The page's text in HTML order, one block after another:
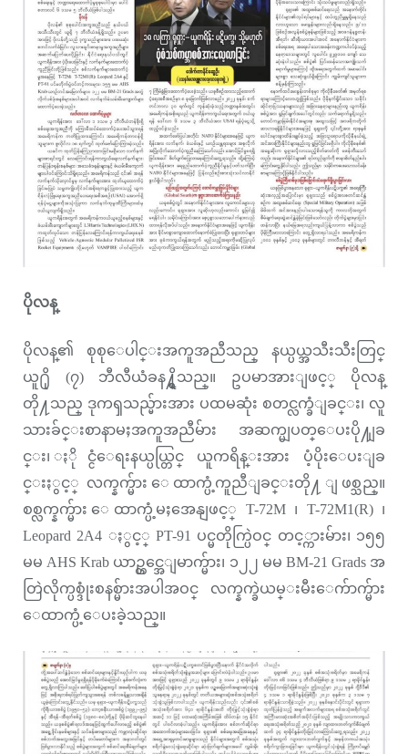
ပိုလန္
ပိုလန္၏ စုစုေပါင္းအကူအညီသည္ နယ္ပယ္အသီးသီးတြင္
ယူ႐ို (၇) ဘီလီယံခန႔္ရွိသည္။ ဥပမာအားျဖင့္ ပိုလန္
တို႔သည္ ဒုကၡသည္မ်ားအား ပထမဆုံး စတင္လက္ခံျခင္း၊ လူ
သားခ်င္းစာနာမႈအကူအညီမ်ား အဆက္မျပတ္ေပးပို႔ျခ
င္း၊ ႏိုင္ငံေရးနယ္ပယ္တြင္ ယူကရိန္းအား ပံ့ပိုးေပးျခ
င္းႏွင့္ လက္နက္မ်ား ေထာက္ပံ့ကူညီျခင္းတို႔ ျဖစ္သည္။
စစ္လက္နက္မ်ား ေထာက္ပံ့မႈအေနျဖင့္ T-72M ၊ T-72M1(R) ၊
Leopard 2A4 ႏွင့္ PT-91 ပင္မတိုက္ပြဲဝင္ တင့္ကားမ်ား၊ ၁၅၅
မမ AHS Krab ယာဥ္တင္အေျမာက္မ်ား၊ ၁၂၂ မမ BM-21 Grads အ
တြဲလိုက္ပစ္ဒုံးစနစ္မ်ားအပါအဝင္ လက္နက္ခဲယမ္းမီးေက်ာက္မ်ား
ေထာက္ပံ့ေပးခဲ့သည္။